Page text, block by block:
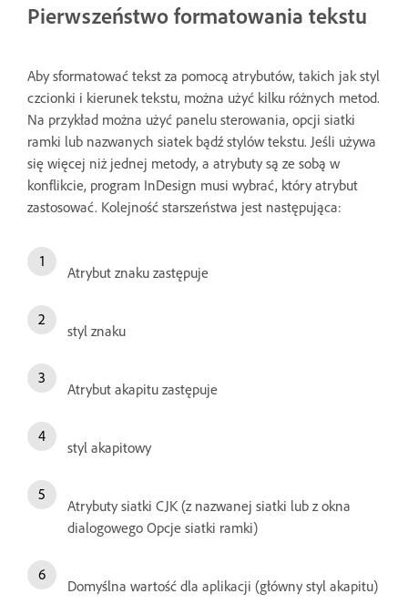
Pierwszeństwo formatowania tekstu
Aby sformatować tekst za pomocą atrybutów, takich jak styl
czcionki i kierunek tekstu, można użyć kilku różnych metod.
Na przykład można użyć panelu sterowania, opcji siatki
ramki lub nazwanych siatek bądź stylów tekstu. Jeśli używa
się więcej niż jednej metody, a atrybuty są ze sobą w
konflikcie, program InDesign musi wybrać, który atrybut
zastosować. Kolejność starszeństwa jest następująca:
Atrybut znaku zastępuje
styl znaku
Atrybut akapitu zastępuje
styl akapitowy
Atrybuty siatki CJK (z nazwanej siatki lub z okna
dialogowego Opcje siatki ramki)
Domyślna wartość dla aplikacji (główny styl akapitu)